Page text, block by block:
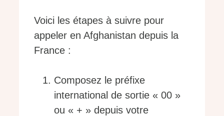
Voici les étapes à suivre pour
appeler en Afghanistan depuis la
France :
Composez le préfixe
international de sortie « 00 »
ou « + » depuis votre